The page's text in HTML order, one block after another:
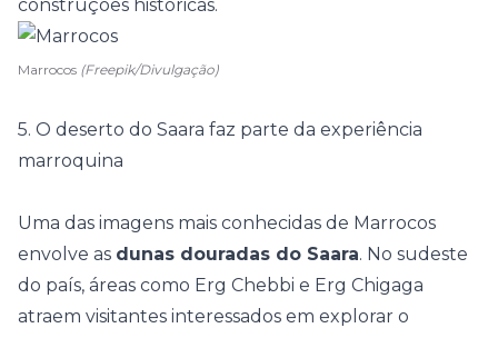
construções históricas.
Marrocos (Freepik/Divulgação)
5. O deserto do Saara faz parte da experiência
marroquina
Uma das imagens mais conhecidas de Marrocos
envolve as dunas douradas do Saara. No sudeste
do país, áreas como Erg Chebbi e Erg Chigaga
atraem visitantes interessados em explorar o